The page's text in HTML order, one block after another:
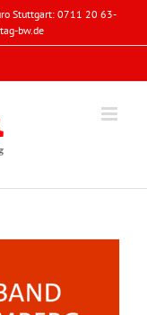
Stuttgart: 0711 20 63-
bw.de